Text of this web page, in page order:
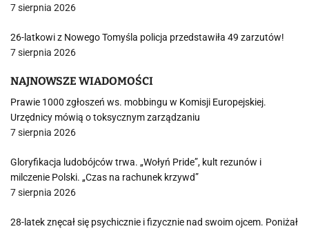
7 sierpnia 2026
26-latkowi z Nowego Tomyśla policja przedstawiła 49 zarzutów!
7 sierpnia 2026
NAJNOWSZE WIADOMOŚCI
Prawie 1000 zgłoszeń ws. mobbingu w Komisji Europejskiej.
Urzędnicy mówią o toksycznym zarządzaniu
7 sierpnia 2026
Gloryfikacja ludobójców trwa. „Wołyń Pride”, kult rezunów i
milczenie Polski. „Czas na rachunek krzywd”
7 sierpnia 2026
28-latek znęcał się psychicznie i fizycznie nad swoim ojcem. Poniżał